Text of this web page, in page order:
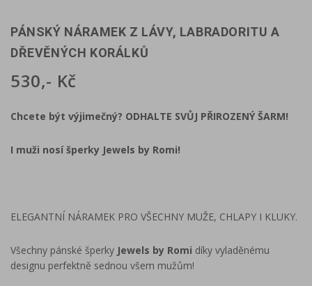
PÁNSKÝ NÁRAMEK Z LÁVY, LABRADORITU A
DŘEVĚNÝCH KORÁLKŮ
530,- Kč
Chcete být výjimečný? ODHALTE SVŮJ PŘIROZENÝ ŠARM!
I muži nosí šperky Jewels by Romi!
ELEGANTNÍ NÁRAMEK PRO VŠECHNY MUŽE, CHLAPY I KLUKY.
Všechny pánské šperky Jewels by Romi díky vyladěnému
designu perfektně sednou všem mužům!